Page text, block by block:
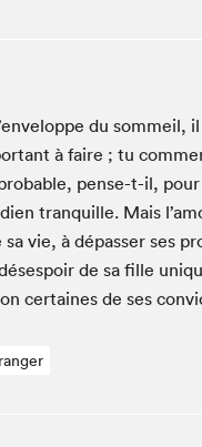
à voix haute du Salon du
Salon
branchée
du som­meil,
à faire ; tu
pense-t-il,
tran­quille. Mais
vie, à dépass­er ses
de sa fille
cer­taines de ses